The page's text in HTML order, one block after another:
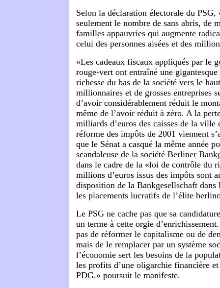
Selon la déclaration électorale du PSG,
seulement le nombre de sans abris, de
familles appauvries qui augmente
celui des personnes aisées et des
«Les cadeaux fiscaux appliqués par le
rouge-vert ont entraîné une
richesse du bas de la société vers le
millionnaires et de grosses entreprises
d’avoir considérablement réduit le
même de l’avoir réduit à zéro. A la
milliards d’euros des caisses de la
réforme des impôts de 2001 viennent
que le Sénat a casqué la même année
scandaleuse de la société Berliner
dans le cadre de la «loi de contrôle du
millions d’euros issus des impôts sont
disposition de la Bankgesellschaft dans
les placements lucratifs de l’élite
Le PSG ne cache pas que sa
un terme à cette orgie
pas de réformer le capitalisme ou de
mais de le remplacer par un système
l’économie sert les besoins de la
les profits d’une oligarchie financière
PDG.» poursuit le manifeste.